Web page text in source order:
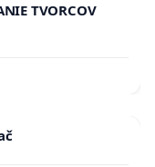
TVORCOV